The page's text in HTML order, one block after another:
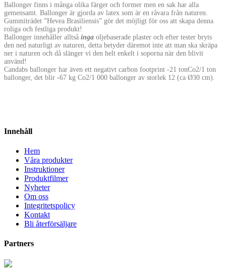
Ballonger finns i många olika färger och former men en sak har alla
gemensamt. Ballonger är gjorda av latex som är en råvara från naturen.
Gummiträdet ”Hevea Brasiliensis” gör det möjligt för oss att skapa denna
roliga och festliga produkt!
Ballonger innehåller alltså inga oljebaserade plaster och efter tester bryts
den ned naturligt av naturen, detta betyder däremot inte att man ska skräpa
ner i naturen och då slänger vi den helt enkelt i soporna när den blivit
använd!
Candabs ballonger har även ett negativt carbon footprint -21 tonCo2/1 ton
ballonger, det blir -67 kg Co2/1 000 ballonger av storlek 12 (ca Ø30 cm).
Innehåll
Hem
Våra produkter
Instruktioner
Produktfilmer
Nyheter
Om oss
Integritetspolicy
Kontakt
Bli återförsäljare
Partners